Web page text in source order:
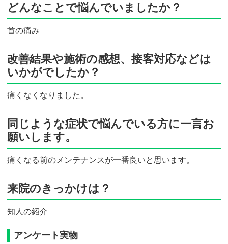
どんなことで悩んでいましたか？
首の痛み
改善結果や施術の感想、接客対応などは
いかがでしたか？
痛くなくなりました。
同じような症状で悩んでいる方に一言お
願いします。
痛くなる前のメンテナンスが一番良いと思います。
来院のきっかけは？
知人の紹介
アンケート実物